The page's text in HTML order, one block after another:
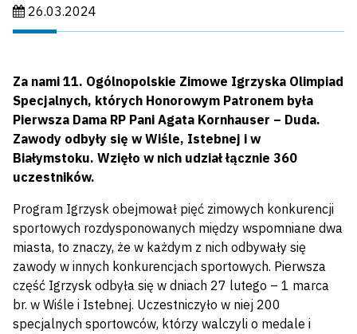
Data publikacji:
26.03.2024
Za nami 11. Ogólnopolskie Zimowe Igrzyska Olimpiad
Specjalnych, których Honorowym Patronem była
Pierwsza Dama RP Pani Agata Kornhauser – Duda.
Zawody odbyły się w Wiśle, Istebnej i w
Białymstoku. Wzięło w nich udział łącznie 360
uczestników.
Program Igrzysk obejmował pięć zimowych konkurencji
sportowych rozdysponowanych między wspomniane dwa
miasta, to znaczy, że w każdym z nich odbywały się
zawody w innych konkurencjach sportowych. Pierwsza
część Igrzysk odbyła się w dniach 27 lutego – 1 marca
br. w Wiśle i Istebnej. Uczestniczyło w niej 200
specjalnych sportowców, którzy walczyli o medale i